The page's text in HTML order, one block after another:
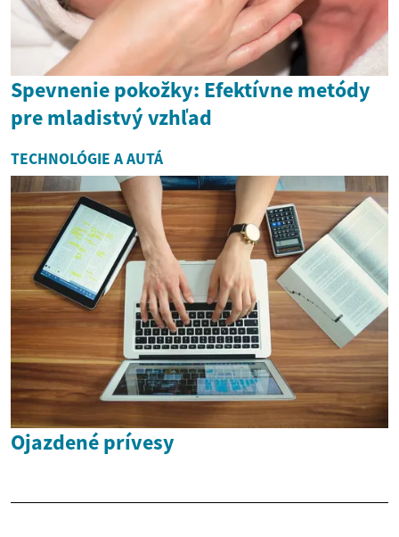
Spevnenie pokožky: Efektívne metódy
pre mladistvý vzhľad
TECHNOLÓGIE A AUTÁ
Ojazdené prívesy